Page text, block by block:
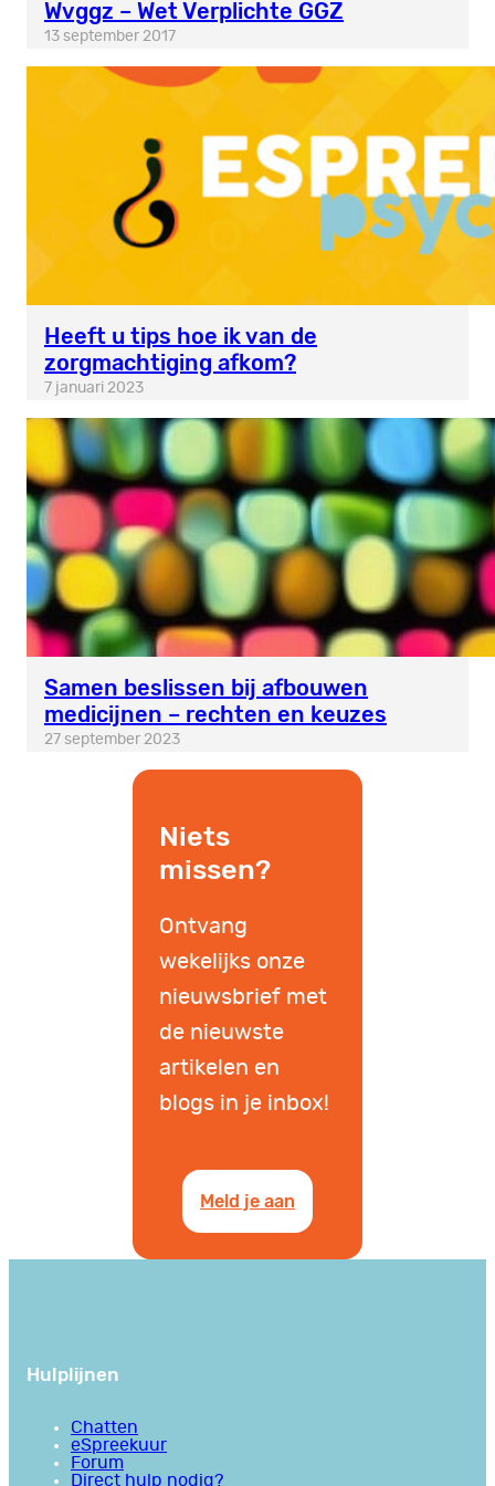
Wvggz – Wet Verplichte GGZ
13 september 2017
Heeft u tips hoe ik van de
zorgmachtiging afkom?
7 januari 2023
Samen beslissen bij afbouwen
medicijnen – rechten en keuzes
27 september 2023
Niets
missen?
Ontvang
wekelijks onze
nieuwsbrief met
de nieuwste
artikelen en
blogs in je inbox!
Meld je aan
Hulplijnen
Chatten
eSpreekuur
Forum
Direct hulp nodig?